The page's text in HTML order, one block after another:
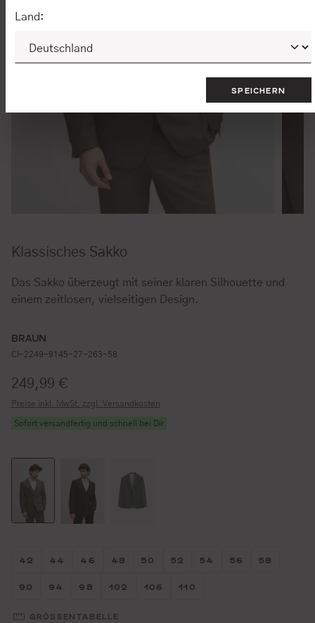
Klassisches Sakko
Das Sakko überzeugt mit seiner klaren Silhouette und
einem zeitlosen, vielseitigen Design.
BRAUN
CI-2249-9145-27-263-58
Regulärer Preis:
249,99 €
Preise inkl. MwSt. zzgl. Versandkosten
Sofort versandfertig und schnell bei Dir
Größe wählen
42 Größe wählen
44 Größe wählen
46 Größe wählen
48 Größe wählen
50 Größe wählen
52 Größe wählen
54 Größe
56 Größe
58
Größe wählen
90 Größe wählen
94 Größe wählen
98 Größe wählen
102 Größe wählen
106 Größe wählen
110
GRÖSSENTABELLE
Land:
SPEICHERN